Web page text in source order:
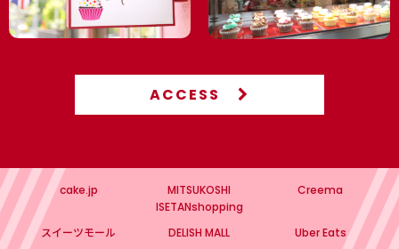
ACCESS
cake.jp
MITSUKOSHI
ISETANshopping
Creema
スイーツモール DELISH MALL
Uber Eats